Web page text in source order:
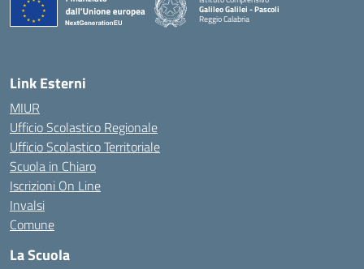
Galileo Galilei - Pascoli
Reggio Calabria
Link Esterni
MIUR
Ufficio Scolastico Regionale
Ufficio Scolastico Territoriale
Scuola in Chiaro
Iscrizioni On Line
Invalsi
Comune
La Scuola